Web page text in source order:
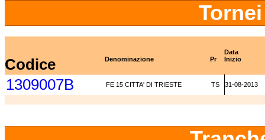
Data
Codice Denominazione Pr Inizio
1309007B FE 15 CITTA' DI TRIESTE TS 31-08-2013